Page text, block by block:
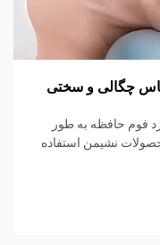
چگالی و سختی
فوم حافظه به طور
نشیمن استفاده